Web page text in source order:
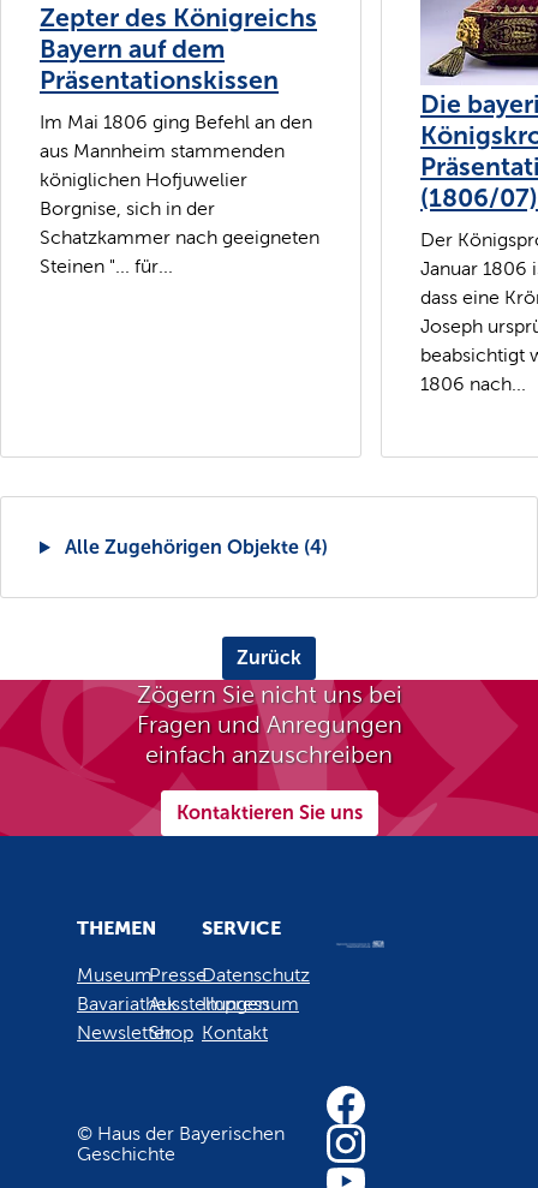
Zepter des Königreichs
Bayern auf dem
Präsentationskissen
Im Mai 1806 ging Befehl an den
aus Mannheim stammenden
königlichen Hofjuwelier
Borgnise, sich in der
Schatzkammer nach geeigneten
Steinen "... für...
Die
(1806/07)
Der
Januar 1806
dass eine
Joseph
beabsichtigt
1806 nach...
Alle Zugehörigen Objekte (4)
Zurück
Zögern Sie nicht uns bei
Fragen und Anregungen
einfach anzuschreiben
Kontaktieren Sie uns
THEMEN
Museum
Bavariathek
Newsletter
Presse
Ausstellungen
Shop
SERVICE
Datenschutz
Impressum
Kontakt
© Haus der Bayerischen
Geschichte